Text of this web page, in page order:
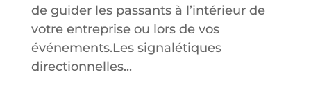
de guider les passants à l’intérieur de
votre entreprise ou lors de vos
événements.Les signalétiques
directionnelles...